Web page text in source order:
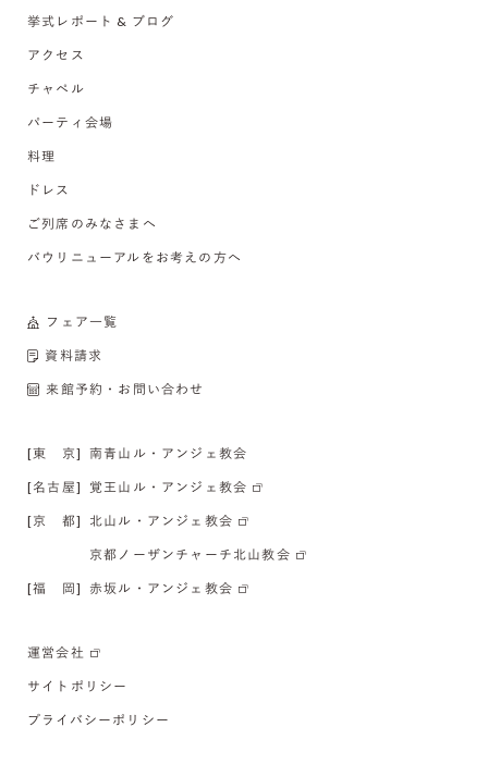
挙式レポート & ブログ
アクセス
チャペル
パーティ会場
料理
ドレス
ご列席のみなさまへ
バウリニューアルをお考えの方へ
フェア一覧
資料請求
来館予約・お問い合わせ
[東 京] 南青山ル・アンジェ教会
[名古屋] 覚王山ル・アンジェ教会
[京 都] 北山ル・アンジェ教会
京都ノーザンチャーチ北山教会
[福 岡] 赤坂ル・アンジェ教会
運営会社
サイトポリシー
プライバシーポリシー